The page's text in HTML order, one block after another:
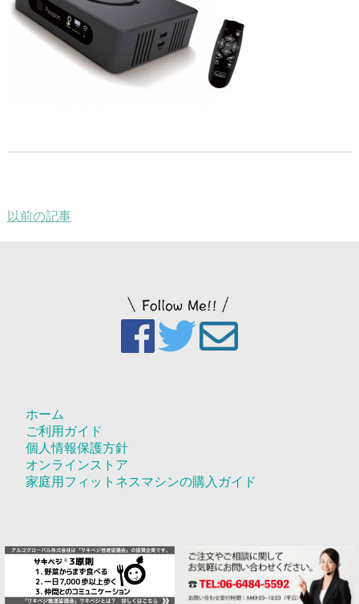
以前の記事
ホーム
ご利用ガイド
個人情報保護方針
オンラインストア
家庭用フィットネスマシンの購入ガイド